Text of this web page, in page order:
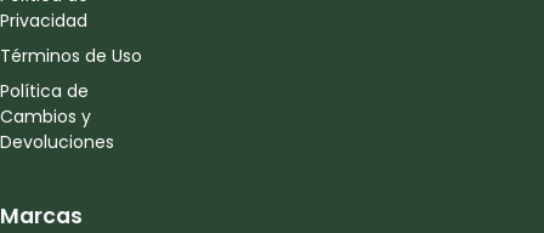
Privacidad
Términos de Uso
Política de
Cambios y
Devoluciones
Marcas